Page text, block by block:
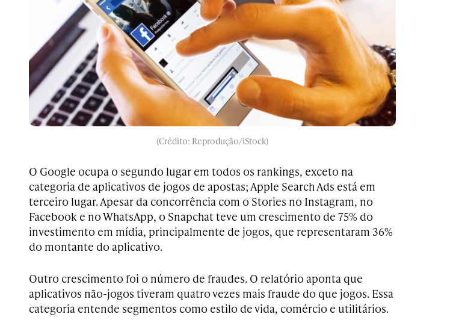
(Crédito: Reprodução/iStock)
O Google ocupa o segundo lugar em todos os rankings, exceto na
categoria de aplicativos de jogos de apostas; Apple Search Ads está em
terceiro lugar. Apesar da concorrência com o Stories no Instagram, no
Facebook e no WhatsApp, o Snapchat teve um crescimento de 75% do
investimento em mídia, principalmente de jogos, que representaram 36%
do montante do aplicativo.
Outro crescimento foi o número de fraudes. O relatório aponta que
aplicativos não-jogos tiveram quatro vezes mais fraude do que jogos. Essa
categoria entende segmentos como estilo de vida, comércio e utilitários.